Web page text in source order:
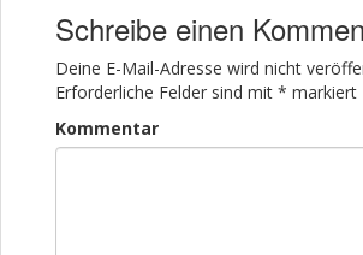
Schreibe einen
Deine E-Mail-Adresse wird nicht
Erforderliche Felder sind mit * markiert
Kommentar